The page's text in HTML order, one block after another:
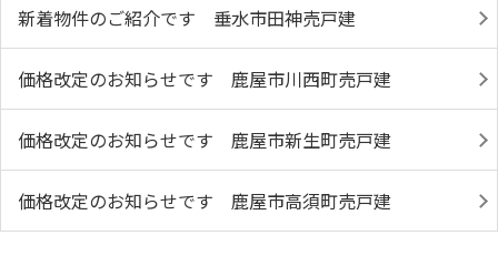
新着物件のご紹介です 垂水市田神売戸建
価格改定のお知らせです 鹿屋市川西町売戸建
価格改定のお知らせです 鹿屋市新生町売戸建
価格改定のお知らせです 鹿屋市高須町売戸建